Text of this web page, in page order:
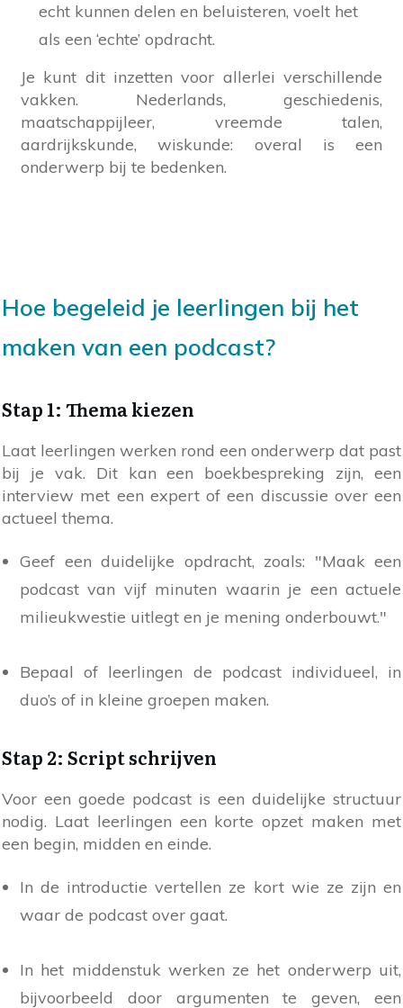
echt kunnen delen en beluisteren, voelt het
als een ‘echte’ opdracht.
Je kunt dit inzetten voor allerlei verschillende
vakken. Nederlands, geschiedenis,
maatschappijleer, vreemde talen,
aardrijkskunde, wiskunde: overal is een
onderwerp bij te bedenken.
Hoe begeleid je leerlingen bij het
maken van een podcast?
Stap 1: Thema kiezen
Laat leerlingen werken rond een onderwerp dat past
bij je vak. Dit kan een boekbespreking zijn, een
interview met een expert of een discussie over een
actueel thema.
Geef een duidelijke opdracht, zoals: "Maak een
podcast van vijf minuten waarin je een actuele
milieukwestie uitlegt en je mening onderbouwt."
Bepaal of leerlingen de podcast individueel, in
duo’s of in kleine groepen maken.
Stap 2: Script schrijven
Voor een goede podcast is een duidelijke structuur
nodig. Laat leerlingen een korte opzet maken met
een begin, midden en einde.
In de introductie vertellen ze kort wie ze zijn en
waar de podcast over gaat.
In het middenstuk werken ze het onderwerp uit,
bijvoorbeeld door argumenten te geven, een